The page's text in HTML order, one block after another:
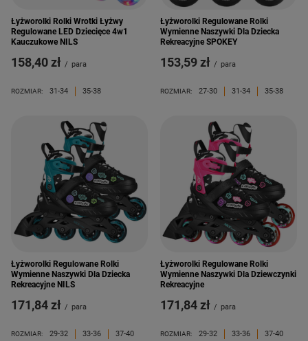
Łyżworolki Rolki Wrotki Łyżwy
Regulowane LED Dziecięce 4w1
Kauczukowe NILS
158,40 zł / para
ROZMIAR: 31-34 35-38
Łyżworolki Regulowane Rolki
Wymienne Naszywki Dla Dziecka
Rekreacyjne SPOKEY
153,59 zł / para
ROZMIAR: 27-30 31-34 35-38
Łyżworolki Regulowane Rolki
Wymienne Naszywki Dla Dziecka
Rekreacyjne NILS
171,84 zł / para
ROZMIAR: 29-32 33-36
37-40
Łyżworolki Regulowane Rolki
Wymienne Naszywki Dla Dziewczynki
Rekreacyjne
171,84 zł / para
ROZMIAR: 29-32 33-36
37-40